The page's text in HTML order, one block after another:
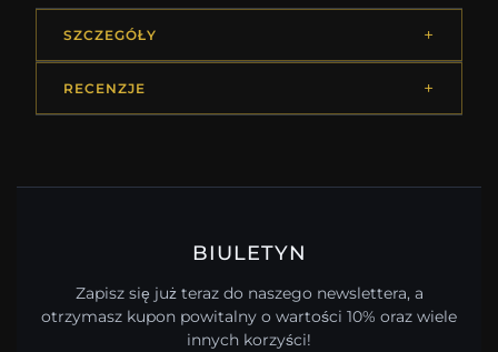
SZCZEGÓŁY
RECENZJE
BIULETYN
Zapisz się już teraz do naszego newslettera, a
otrzymasz kupon powitalny o wartości 10% oraz wiele
innych korzyści!